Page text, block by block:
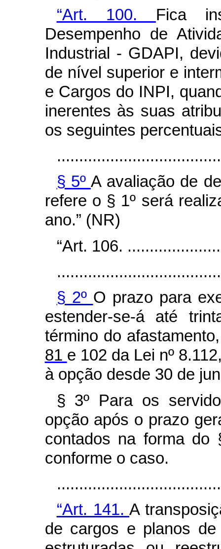
“Art. 100. Fica
Desempenho de
Industrial - GDAPI,
de nível superior e
e Cargos do INPI,
inerentes às suas
os seguintes
§ 5º A avaliação de
refere o § 1º será
ano.” (NR)
“Art. 106.
§ 2º O prazo para
estender-se-á até
término do
81 e 102 da Lei nº
à opção desde 30 de
§ 3º Para os
opção após o prazo
contados na forma
conforme o caso.
“Art. 141.A
de cargos e planos